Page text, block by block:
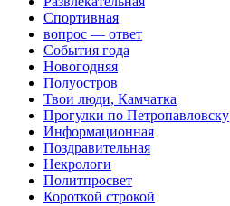
Спортивная
вопрос — ответ
События года
Новогодняя
Полуостров
Твои люди, Камчатка
Прогулки по Петропавловску
Информационная
Поздравительная
Некрологи
Политпросвет
Короткой строкой